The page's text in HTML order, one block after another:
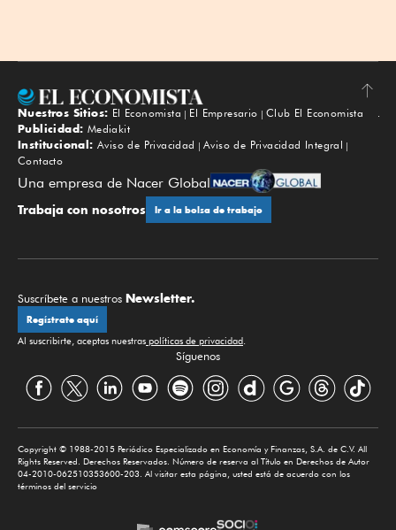
Subir
Nuestros Sitios: El Economista El Empresario
Club El Economista
Publicidad: Mediakit
Institucional: Aviso de Privacidad
Aviso de Privacidad Integral
Contacto
Una empresa de Nacer Global
Trabaja con nosotros Ir a la bolsa de trabajo
Suscríbete a nuestros Newsletter.
Regístrate aquí
Al suscribirte, aceptas nuestras políticas de privacidad.
Síguenos
Copyright © 1988-2015 Periódico Especializado en Economía y Finanzas, S.A. de C.V. All
Rights Reserved. Derechos Reservados. Número de reserva al Título en Derechos de Autor
04-2010-062510353600-203. Al visitar esta página, usted está de acuerdo con los
términos del servicio